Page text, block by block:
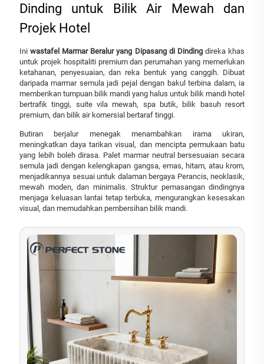
Dinding untuk Bilik Air Mewah dan
Projek Hotel
Iniwastafel Marmar Beralur yang Dipasang di Dinding direka khas
untuk projek hospitaliti premium dan perumahan yang memerlukan
ketahanan, penyesuaian, dan reka bentuk yang canggih. Dibuat
daripada marmar semula jadi pejal dengan bakul terbina dalam, ia
memberikan tumpuan bilik mandi yang halus untuk bilik mandi hotel
bertrafik tinggi, suite vila mewah, spa butik, bilik basuh resort
premium, dan bilik air komersial bertaraf tinggi.
Butiran berjalur menegak menambahkan irama ukiran,
meningkatkan daya tarikan visual, dan mencipta permukaan batu
yang lebih boleh dirasa. Palet marmar neutral bersesuaian secara
semula jadi dengan kelengkapan gangsa, emas, hitam, atau krom,
menjadikannya sesuai untuk dalaman bergaya Perancis, neoklasik,
mewah moden, dan minimalis. Struktur pemasangan dindingnya
menjaga keluasan lantai tetap terbuka, mengurangkan kesesakan
visual, dan memudahkan pembersihan bilik mandi.